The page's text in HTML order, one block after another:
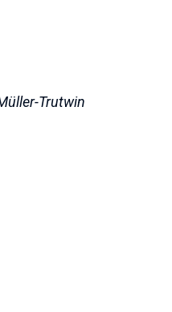
Trutwin